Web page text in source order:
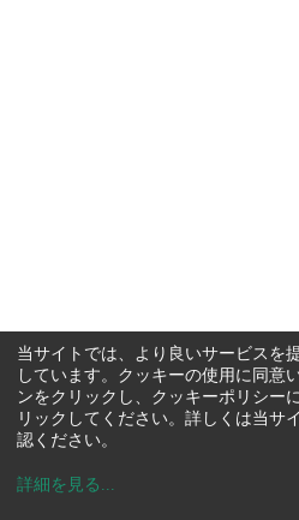
当サイトでは、より良いサービスを
しています。クッキーの使用に同意
ンをクリックし、クッキーポリシー
リックしてください。詳しくは当サ
認ください。
詳細を見る ...